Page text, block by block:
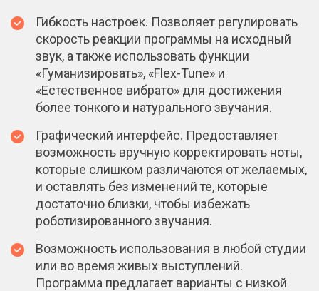
Гибкость настроек. Позволяет регулировать
скорость реакции программы на исходный
звук, а также использовать функции
«Гуманизировать», «Flex-Tune» и
«Естественное вибрато» для достижения
более тонкого и натурального звучания.
Графический интерфейс. Предоставляет
возможность вручную корректировать ноты,
которые слишком различаются от желаемых,
и оставлять без изменений те, которые
достаточно близки, чтобы избежать
роботизированного звучания.
Возможность использования в любой студии
или во время живых выступлений.
Программа предлагает варианты с низкой